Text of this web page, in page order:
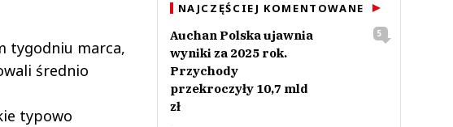
tygodniu marca,
średnio
typowo
NAJCZĘŚCIEJ KOMENTOWANE
Auchan Polska ujawnia
wyniki za 2025 rok.
Przychody
przekroczyły 10,7 mld
zł
5